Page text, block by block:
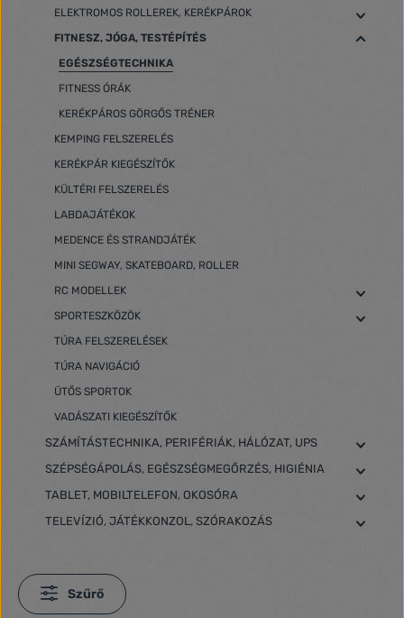
ELEKTROMOS ROLLEREK, KERÉKPÁROK
FITNESZ, JÓGA, TESTÉPÍTÉS
EGÉSZSÉGTECHNIKA
FITNESS ÓRÁK
KERÉKPÁROS GÖRGŐS TRÉNER
KEMPING FELSZERELÉS
KERÉKPÁR KIEGÉSZÍTŐK
KÜLTÉRI FELSZERELÉS
LABDAJÁTÉKOK
MEDENCE ÉS STRANDJÁTÉK
MINI SEGWAY, SKATEBOARD, ROLLER
RC MODELLEK
SPORTESZKÖZÖK
TÚRA FELSZERELÉSEK
TÚRA NAVIGÁCIÓ
ÜTŐS SPORTOK
VADÁSZATI KIEGÉSZÍTŐK
SZÁMÍTÁSTECHNIKA, PERIFÉRIÁK, HÁLÓZAT, UPS
SZÉPSÉGÁPOLÁS, EGÉSZSÉGMEGŐRZÉS, HIGIÉNIA
TABLET, MOBILTELEFON, OKOSÓRA
TELEVÍZIÓ, JÁTÉKKONZOL, SZÓRAKOZÁS
Szűrő